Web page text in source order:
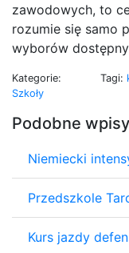
zawodowych, to
rozumie się samo
wyborów
Kategorie:
Szkoły
Tagi:
Podobne wpisy
Niemiecki
Przedszkole
Kurs jazdy